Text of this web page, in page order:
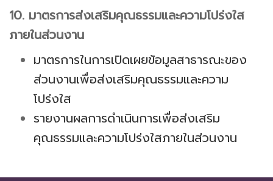
10. มาตรการส่งเสริมคุณธรรมและความโปร่งใส
ภายในส่วนงาน
มาตรการในการเปิดเผยข้อมูลสาธารณะของ
ส่วนงานเพื่อส่งเสริมคุณธรรมและความ
โปร่งใส
รายงานผลการดำเนินการเพื่อส่งเสริม
คุณธรรมและความโปร่งใสภายในส่วนงาน